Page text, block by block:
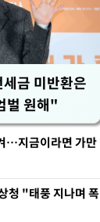
금 미반환은
벌 원해"
…지금이라면 가만
청 "태풍 지나며 폭